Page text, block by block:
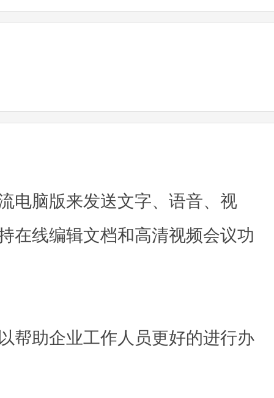
电脑版来发送文字、语音、视
在线编辑文档和高清视频会议功
帮助企业工作人员更好的进行办